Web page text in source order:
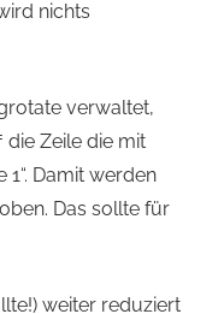
nichts
verwaltet,
die Zeile die mit
1“. Damit werden
Das sollte für
weiter reduziert